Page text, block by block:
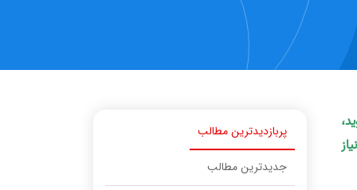
پربازدیدترین مطالب
جدیدترین مطالب